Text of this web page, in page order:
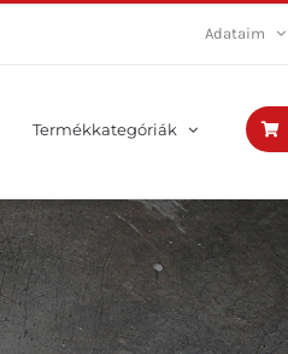
Adataim
Termékkategóriák